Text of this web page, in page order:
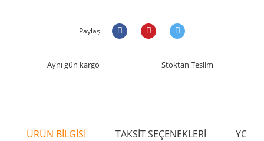
Paylaş
Aynı gün kargo Stoktan Teslim
ÜRÜN BİLGİSİ TAKSİT SEÇENEKLERİ